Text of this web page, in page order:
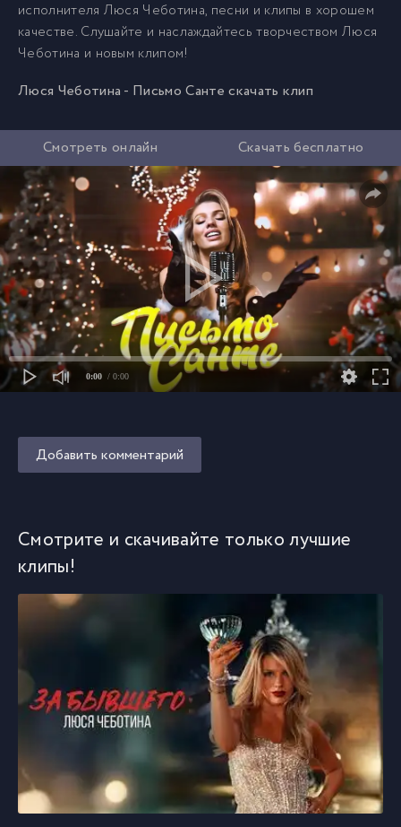
исполнителя Люся Чеботина, песни и клипы в хорошем
качестве. Слушайте и наслаждайтесь творчеством Люся
Чеботина и новым клипом!
Люся Чеботина - Письмо Санте скачать клип
Смотреть онлайн Скачать бесплатно
0:00 / 0:00
Добавить комментарий
Смотрите и скачивайте только лучшие
клипы!